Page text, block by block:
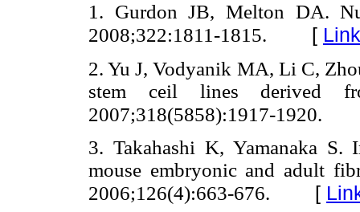
1. Gurdon JB, Melton DA.
2008;322:1811-1815. [
2. Yu J, Vodyanik MA, Li C,
stem ceil lines derived
2007;318(5858):1917-1920.
3. Takahashi K, Yamanaka
mouse embryonic and adult
2006;126(4):663-676. [